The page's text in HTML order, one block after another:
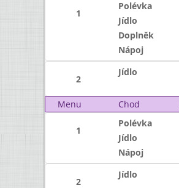
1
Polévka
Jídlo
Doplněk
Nápoj
2
Jídlo
Menu Chod
1
Polévka
Jídlo
Nápoj
2
Jídlo